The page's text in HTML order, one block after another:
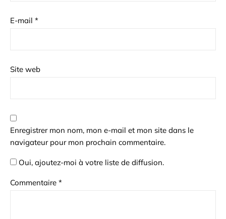
E-mail *
Site web
Enregistrer mon nom, mon e-mail et mon site dans le
navigateur pour mon prochain commentaire.
Oui, ajoutez-moi à votre liste de diffusion.
Commentaire *